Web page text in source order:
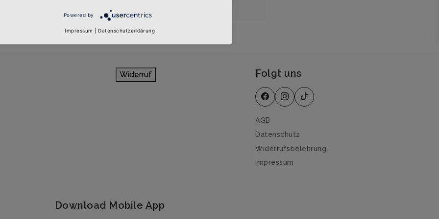
Widerruf Folgt uns
AGB
Datenschutz
Widerrufsbelehrung
Impressum
Download Mobile App
Powered by
Impressum Datenschutzerklärung